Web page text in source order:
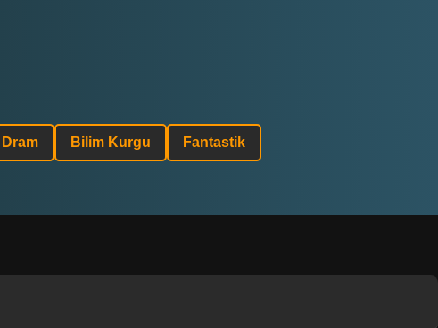
Dram Bilim Kurgu Fantastik